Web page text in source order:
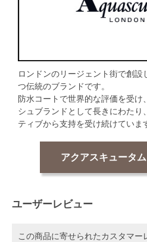
ロンドンのリージェント街で創
つ伝統のブランドです。
防水コートで世界的な評価を受け
シュブランドとして長きにわたり
ティブから支持を受け続けていま
アクアスキュータ
ユーザーレビュー
この商品に寄せられたカスタマ